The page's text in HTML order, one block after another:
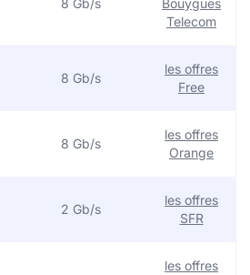
8 Gb/s
Bouygues
Telecom
8 Gb/s
les offres
Free
8 Gb/s
les offres
Orange
2 Gb/s
les offres
SFR
les offres